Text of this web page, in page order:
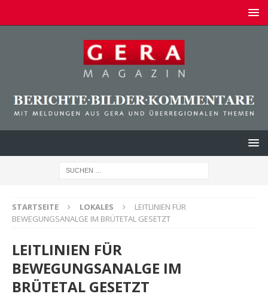
STARTSEITE LOKALES
LEITLINIEN FÜR
BEWEGUNGSANALGE IM BRÜTETAL GESETZT
LEITLINIEN FÜR
BEWEGUNGSANALGE IM
BRÜTETAL GESETZT